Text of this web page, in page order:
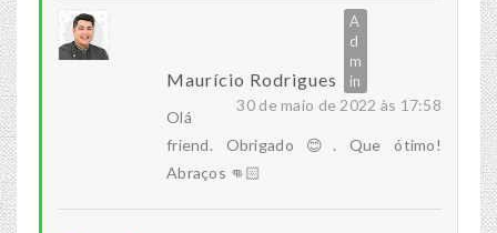
Maurício Rodrigues
30 de maio de 2022 às 17:58
Olá
friend. Obrigado 😊. Que ótimo!
Abraços 👊🏻